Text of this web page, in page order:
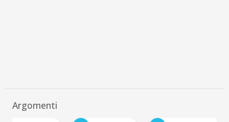
Argomenti